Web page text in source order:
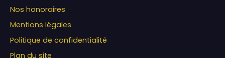
Nos honoraires
Mentions légales
Politique de confidentialité
Plan du site